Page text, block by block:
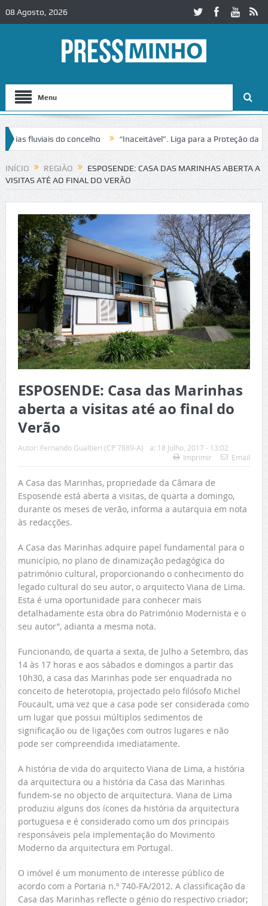
08 Agosto, 2026
Menu
fluviais do concelho “Inaceitável”. Liga para a Proteção da
no IC2 em Alcobaça Igreja do Castelo de Cerveira
INÍCIO REGIÃO
ESPOSENDE: CASA DAS MARINHAS ABERTA A
VISITAS ATÉ AO FINAL DO VERÃO
ESPOSENDE: Casa das Marinhas
aberta a visitas até ao final do
Verão
Autor: Fernando Gualtieri (CP 7889-A) a: 18 Julho, 2017 - 13:02
Imprimir
Email
A Casa das Marinhas, propriedade da Câmara de
Esposende está aberta a visitas, de quarta a domingo,
durante os meses de verão, informa a autarquia em nota
às redacções.
A Casa das Marinhas adquire papel fundamental para o
município, no plano de dinamização pedagógica do
património cultural, proporcionando o conhecimento do
legado cultural do seu autor, o arquitecto Viana de Lima.
Esta é uma oportunidade para conhecer mais
detalhadamente esta obra do Património Modernista e o
seu autor”, adianta a mesma nota.
Funcionando, de quarta a sexta, de Julho a Setembro, das
14 às 17 horas e aos sábados e domingos a partir das
10h30, a casa das Marinhas pode ser enquadrada no
conceito de heterotopia, projectado pelo filósofo Michel
Foucault, uma vez que a casa pode ser considerada como
um lugar que possui múltiplos sedimentos de
significação ou de ligações com outros lugares e não
pode ser compreendida imediatamente.
A história de vida do arquitecto Viana de Lima, a história
da arquitectura ou a história da Casa das Marinhas
fundem-se no objecto de arquitectura. Viana de Lima
produziu alguns dos ícones da história da arquitectura
portuguesa e é considerado como um dos principais
responsáveis pela implementação do Movimento
Moderno da arquitectura em Portugal.
O imóvel é um monumento de interesse público de
acordo com a Portaria n.º 740-FA/2012. A classificação da
Casa das Marinhas reflecte o génio do respectivo criador;